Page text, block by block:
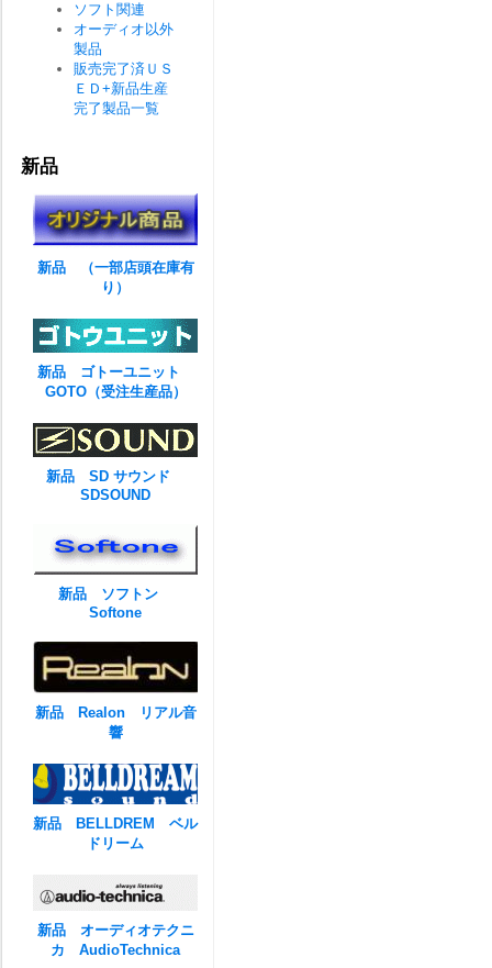
ソフト関連
オーディオ以外
製品
販売完了済ＵＳ
ＥＤ+新品生産
完了製品一覧
新品
新品 （一部店頭在庫有
り）
新品 ゴトーユニット
GOTO（受注生産品）
新品 SD サウンド
SDSOUND
新品 ソフトン
Softone
新品 Realon リアル音
響
新品 BELLDREM ベル
ドリーム
新品 オーディオテクニ
カ AudioTechnica